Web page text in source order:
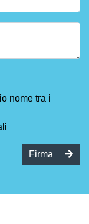
nome tra i
Firma